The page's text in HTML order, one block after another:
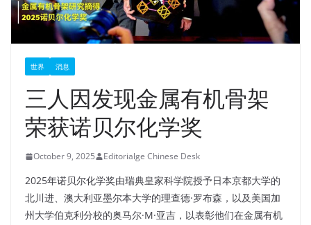
世界 消息
三人因发现金属有机骨架
荣获诺贝尔化学奖
October 9, 2025 Editorialge Chinese Desk
2025年诺贝尔化学奖由瑞典皇家科学院授予日本京都大学的
北川进、澳大利亚墨尔本大学的理查德·罗布森，以及美国加
州大学伯克利分校的奥马尔·M·亚吉，以表彰他们在金属有机